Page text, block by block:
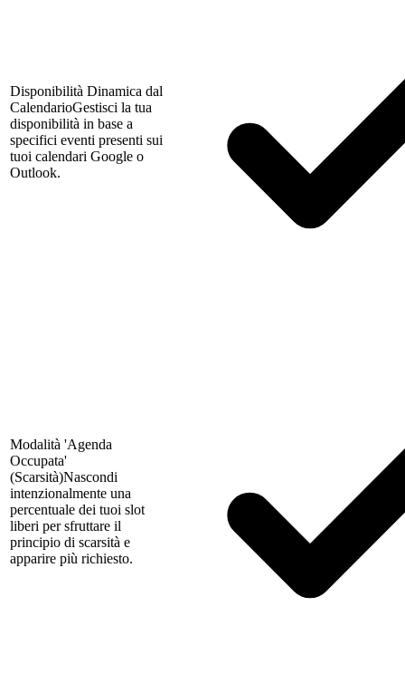
Disponibilità Dinamica dal
CalendarioGestisci la tua
disponibilità in base a
specifici eventi presenti sui
tuoi calendari Google o
Outlook.
Modalità 'Agenda
Occupata'
(Scarsità)Nascondi
intenzionalmente una
percentuale dei tuoi slot
liberi per sfruttare il
principio di scarsità e
apparire più richiesto.